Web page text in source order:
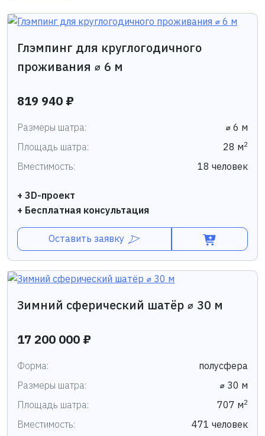
Глэмпинг для круглогодичного
проживания ⌀ 6 м
819 940 ₽
Размеры шатра:
⌀ 6 м
Площадь шатра:
28 м2
Вместимость: 18 человек
+ 3D-проект
+ Бесплатная консультация
Оставить заявку
Зимний сферический шатёр ⌀ 30 м
17 200 000 ₽
Форма:
полусфера
Размеры шатра:
⌀ 30 м
Площадь шатра:
707 м2
Вместимость: 471 человек